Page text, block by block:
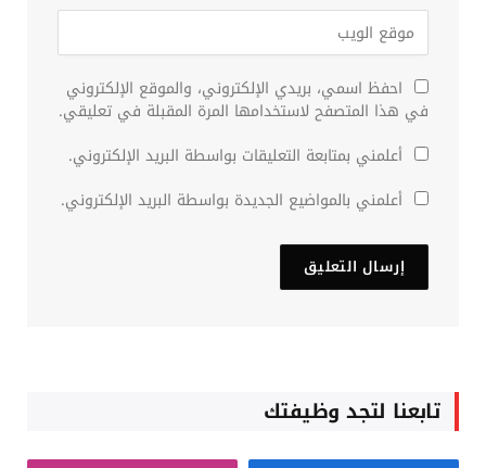
احفظ اسمي، بريدي الإلكتروني، والموقع الإلكتروني
في هذا المتصفح لاستخدامها المرة المقبلة في تعليقي.
أعلمني بمتابعة التعليقات بواسطة البريد الإلكتروني.
أعلمني بالمواضيع الجديدة بواسطة البريد الإلكتروني.
تابعنا لتجد وظيفتك